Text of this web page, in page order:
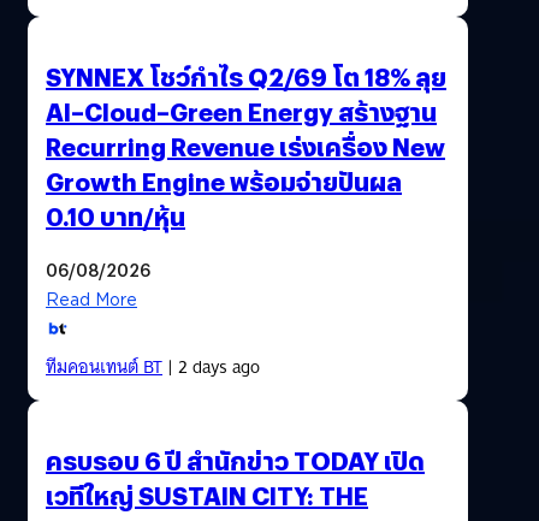
SYNNEX โชว์กำไร Q2/69 โต 18% ลุย
AI–Cloud–Green Energy สร้างฐาน
Recurring Revenue เร่งเครื่อง New
Growth Engine พร้อมจ่ายปันผล
0.10 บาท/หุ้น
06/08/2026
Read More
ทีมคอนเทนต์ BT| 2 days ago
ครบรอบ 6 ปี สำนักข่าว TODAY เปิด
เวทีใหญ่ SUSTAIN CITY: THE